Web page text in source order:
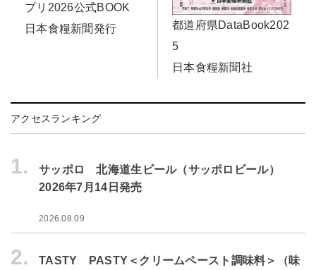
プリ2026公式BOOK
日本食糧新聞発行
都道府県DataBook202
5
日本食糧新聞社
アクセスランキング
1.
サッポロ 北海道生ビール（サッポロビール）
2026年7月14日発売
2026.08.09
2.
TASTY PASTY＜クリームペースト調味料＞（味